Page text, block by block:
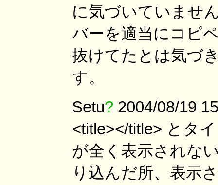
に気づいていませ
バーを適当にコピ
抜けてたとは気づ
す。
Setu? 2004/08/19
<title></title> とタ
が全く表示されな
り込んだ所、表示